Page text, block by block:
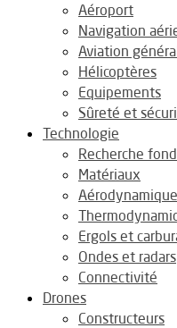
Aéroport
Navigation
Aviation
Hélicoptères
Equipements
Sûreté et
Technologie
Recherche
Matériaux
Aérodynamique
Ergols et
Ondes et radars
Connectivité
Drones
Constructeurs